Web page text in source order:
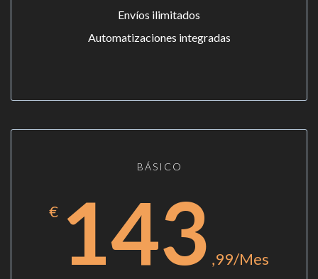
Envíos ilimitados
Automatizaciones integradas
BÁSICO
€ 143 ,99/Mes